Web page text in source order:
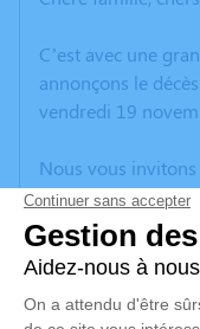
C’est avec une
annonçons le
vendredi 19
Nous vous
vos condoléances,
anecdote ou
poèmes ou des
d'expression dédié
SEVREIN.